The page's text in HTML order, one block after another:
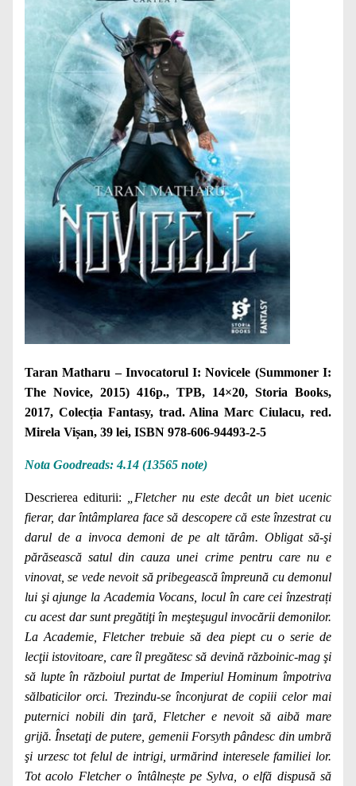
Taran Matharu – Invocatorul I: Novicele (Summoner I:
The Novice, 2015) 416p., TPB, 14×20, Storia Books,
2017, Colecția Fantasy, trad. Alina Marc Ciulacu, red.
Mirela Vișan, 39 lei, ISBN 978-606-94493-2-5
Nota Goodreads: 4.14 (13565 note)
Descrierea editurii:
„Fletcher nu este decât un biet ucenic
fierar, dar întâmplarea face să descopere că este înzestrat cu
darul de a invoca demoni de pe alt tărâm. Obligat să-şi
părăsească satul din cauza unei crime pentru care nu e
vinovat, se vede nevoit să pribegească împreună cu demonul
lui şi ajunge la Academia Vocans, locul în care cei înzestrați
cu acest dar sunt pregătiţi în meşteşugul invocării demonilor.
La Academie, Fletcher trebuie să dea piept cu o serie de
lecţii istovitoare, care îl pregătesc să devină războinic-mag şi
să lupte în războiul purtat de Imperiul Hominum împotriva
sălbaticilor orci. Trezindu-se înconjurat de copiii celor mai
puternici nobili din ţară, Fletcher e nevoit să aibă mare
grijă. Însetaţi de putere, gemenii Forsyth pândesc din umbră
şi urzesc tot felul de intrigi, urmărind interesele familiei lor.
Tot acolo Fletcher o întâlnește pe Sylva, o elfă dispusă să